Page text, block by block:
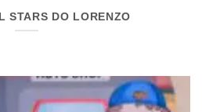
STARS DO LORENZO